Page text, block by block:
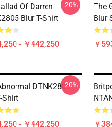
Of Darren
Blur T-Shirt
- ￥442,250
-20%
The
Blur
￥
DTNK2805
Shirt
- ￥442,250
-20%
￥